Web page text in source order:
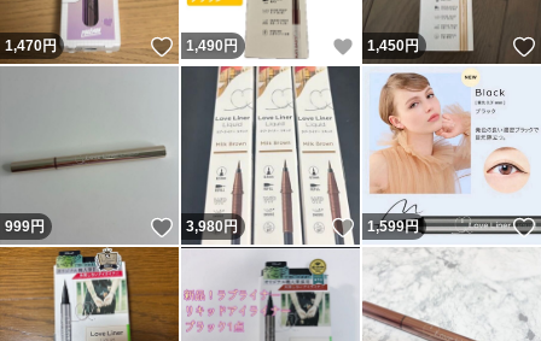
1,470円 いいね！
1,490 円 いいね！
1,450円
999円 いいね！
3,980円 いいね！
1,599円